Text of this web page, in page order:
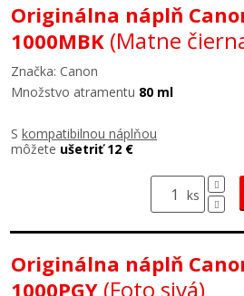
Originálna náplň
1000MBK (Matne
Značka: Canon
Množstvo atramentu 80 ml
S kompatibilnou náplňou
môžete ušetriť 12 €
ks
Originálna náplň
1000PGY (Foto sivá)